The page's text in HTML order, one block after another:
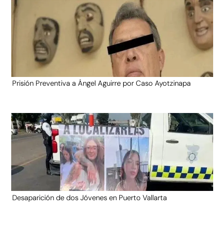
Prisión Preventiva a Ángel Aguirre por Caso Ayotzinapa
Desaparición de dos Jóvenes en Puerto Vallarta